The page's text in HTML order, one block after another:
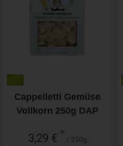
Cappelletti Gemüse
Vollkorn 250g DAP
3,29 € * / 250g